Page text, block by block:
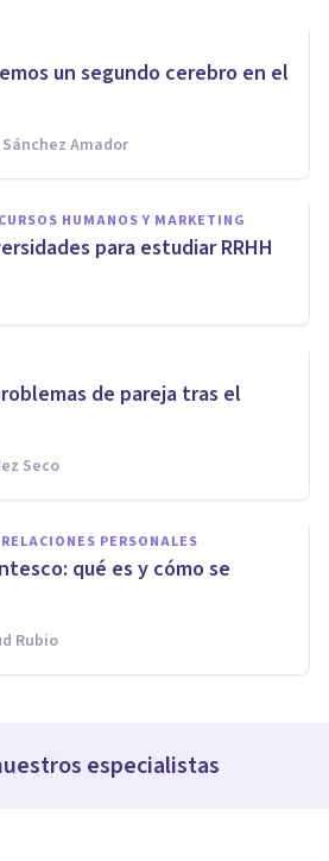
un segundo cerebro en el
Amador
HUMANOS Y MARKETING
para estudiar RRHH
de pareja tras el
Seco
PERSONALES
qué es y cómo se
Rubio
especialistas